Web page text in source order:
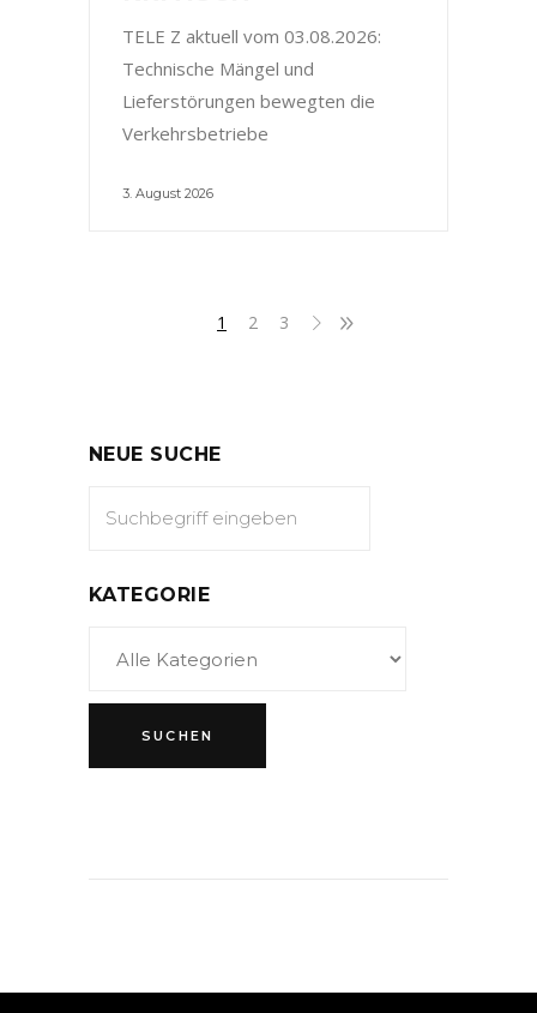
TELE Z aktuell vom 03.08.2026:
Technische Mängel und
Lieferstörungen bewegten die
Verkehrsbetriebe
3. August 2026
1 2 3
NEUE SUCHE
KATEGORIE